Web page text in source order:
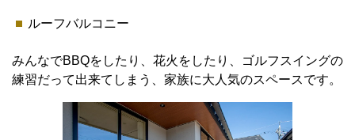
ルーフバルコニー
みんなでBBQをしたり、花火をしたり、ゴルフスイングの
練習だって出来てしまう、家族に大人気のスペースです。